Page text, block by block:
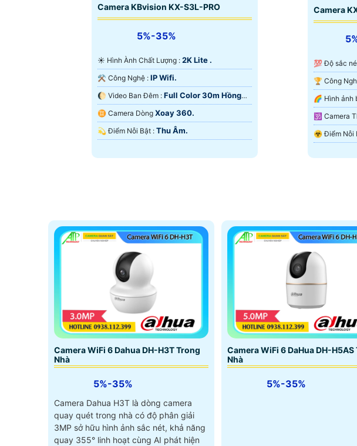
Camera KBvision KX-S3L-PRO
5%-35%
☀️ Hình Ành Chất Lượng : 2K Lite .
⚒ Công Nghệ : IP Wifi.
🌔 Video Ban Đêm : Full Color 30m Hồng
Ngoại SMD.
♊ Camera Dòng Xoay 360.
️💫 Điểm Nỗi Bật : Thu Âm.
Camera
💯 Độ sắc
Màu Ban
🕉️ Camera
Camera WiFi 6 Dahua DH-H3T Trong
Nhà
5%-35%
Camera Dahua H3T là dòng camera
quay quét trong nhà có độ phân giải
3MP sở hữu hình ảnh sắc nét, khả năng
quay 355° linh hoạt cùng AI phát hiện
Camera WiFi 6 DaHua DH-H5AS
Nhà
5%-35%